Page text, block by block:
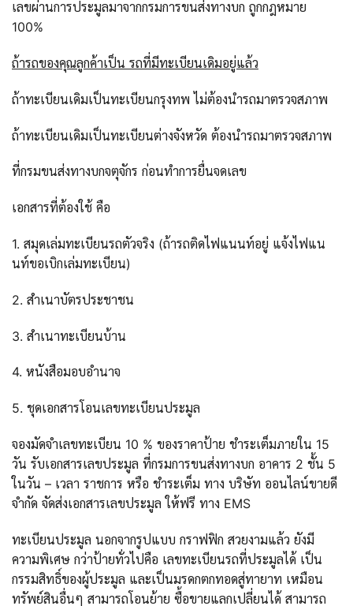
เลขผ่านการประมูลมาจากกรมการขนส่งทางบก ถูกกฎหมาย
100%
ถ้ารถของคุณลูกค้าเป็น รถที่มีทะเบียนเดิมอยู่แล้ว
ถ้าทะเบียนเดิมเป็นทะเบียนกรุงทพ ไม่ต้องนำรถมาตรวจสภาพ
ถ้าทะเบียนเดิมเป็นทะเบียนต่างจังหวัด ต้องนำรถมาตรวจสภาพ
ที่กรมขนส่งทางบกจตุจักร ก่อนทำการยื่นจดเลข
เอกสารที่ต้องใช้ คือ
1. สมุดเล่มทะเบียนรถตัวจริง (ถ้ารถติดไฟแนนท์อยู่ แจ้งไฟแน
นท์ขอเบิกเล่มทะเบียน)
2. สำเนาบัตรประชาชน
3. สำเนาทะเบียนบ้าน
4. หนังสือมอบอำนาจ
5. ชุดเอกสารโอนเลขทะเบียนประมูล
จองมัดจำเลขทะเบียน 10 % ของราคาป้าย ชำระเต็มภายใน 15
วัน รับเอกสารเลขประมูล ที่กรมการขนส่งทางบก อาคาร 2 ชั้น 5
ในวัน – เวลา ราชการ หรือ ชำระเต็ม ทาง บริษัท ออนไลน์ขายดี
จำกัด จัดส่งเอกสารเลขประมูล ให้ฟรี ทาง EMS
ทะเบียนประมูล นอกจากรูปแบบ กราฟฟิก สวยงามแล้ว ยังมี
ความพิเศษ กว่าป้ายทั่วไปคือ เลขทะเบียนรถที่ประมูลได้ เป็น
กรรมสิทธิ์ของผู้ประมูล และเป็นมรดกตกทอดสู่ทายาท เหมือน
ทรัพย์สินอื่นๆ สามารถโอนย้าย ซื้อขายแลกเปลี่ยนได้ สามารถ